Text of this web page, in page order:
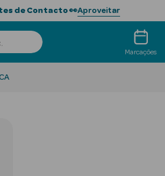
de Contacto👀Aproveitar
Marcações